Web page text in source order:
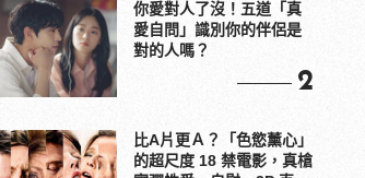
你愛對人了沒！五道「真
愛自問」識別你的伴侶是
對的人嗎？
2
比A片更Ａ？「色慾薰心」
的超尺度 18 禁電影，真槍